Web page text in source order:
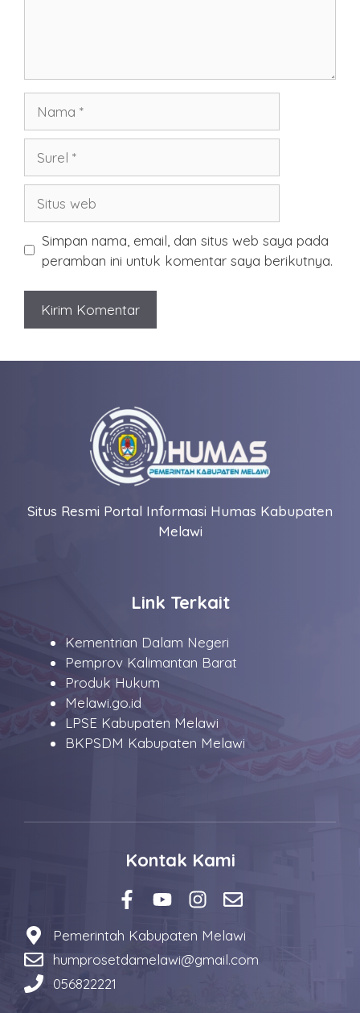
web
Simpan nama, email, dan situs web saya pada
peramban ini untuk komentar saya berikutnya.
Situs Resmi Portal Informasi Humas Kabupaten
Melawi
Link Terkait
Kementrian Dalam Negeri
Pemprov Kalimantan Barat
Produk Hukum
Melawi.go.id
LPSE Kabupaten Melawi
BKPSDM Kabupaten Melawi
Kontak Kami
Pemerintah Kabupaten Melawi
humprosetdamelawi@gmail.com
056822221